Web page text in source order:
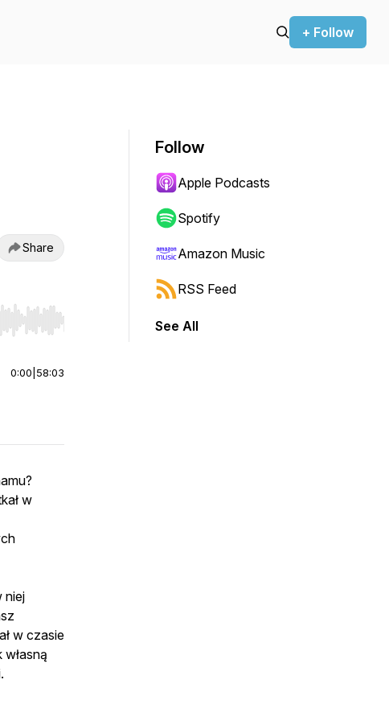
+ Follow
Share
or end. Hold shift to jump forward or backward.
0:00 58:03
w
niej
w czasie
Follow
Apple Podcasts
Spotify
Amazon Music
RSS Feed
See All